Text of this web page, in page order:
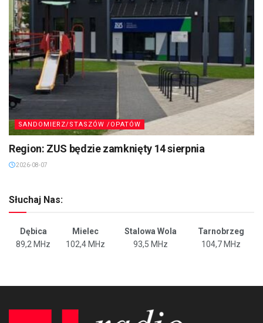
SANDOMIERZ/STASZÓW /OPATÓW
Region: ZUS będzie zamknięty 14 sierpnia
2026-08-07
Słuchaj Nas:
Dębica Mielec Stalowa Wola
Tarnobrzeg
89,2 MHz
102,4 MHz 93,5 MHz 104,7 MHz